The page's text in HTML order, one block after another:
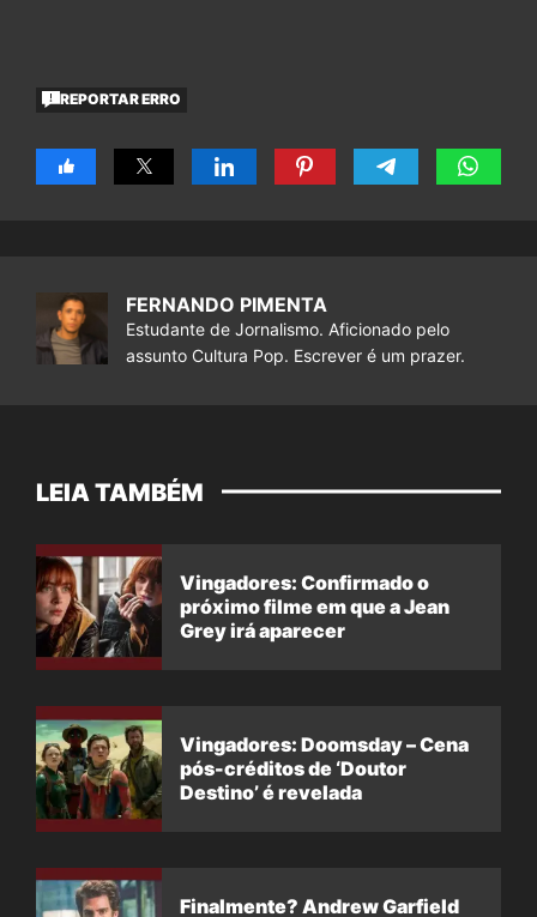
REPORTAR ERRO
FERNANDO PIMENTA
Estudante de Jornalismo. Aficionado pelo
assunto Cultura Pop. Escrever é um prazer.
LEIA TAMBÉM
Vingadores: Confirmado o
próximo filme em que a Jean
Grey irá aparecer
Vingadores: Doomsday – Cena
pós-créditos de ‘Doutor
Destino’ é revelada
Finalmente? Andrew Garfield